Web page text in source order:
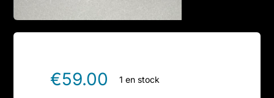
€59.00 1 en stock